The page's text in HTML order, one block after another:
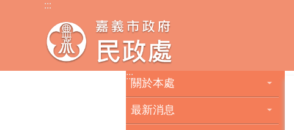
跳到主要內容區塊
:::
:::
關於本處
最新消息